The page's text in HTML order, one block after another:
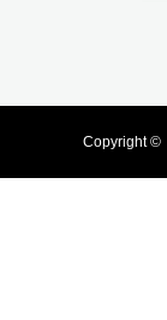
Copyright ©